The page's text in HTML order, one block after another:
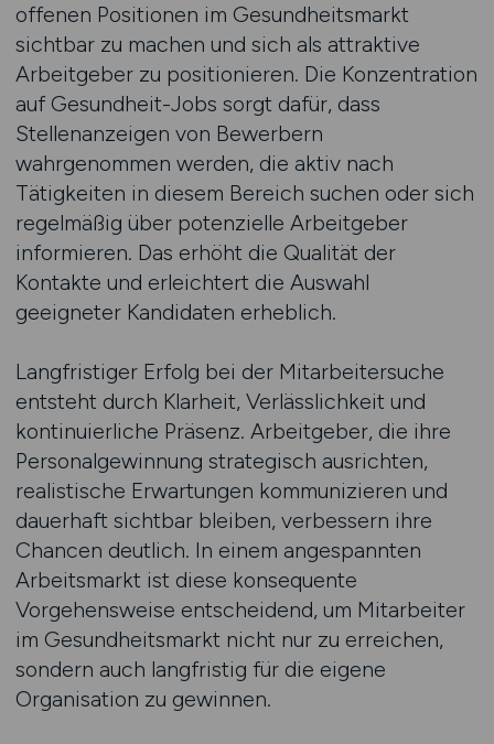
offenen Positionen im Gesundheitsmarkt
sichtbar zu machen und sich als attraktive
Arbeitgeber zu positionieren. Die Konzentration
auf Gesundheit-Jobs sorgt dafür, dass
Stellenanzeigen von Bewerbern
wahrgenommen werden, die aktiv nach
Tätigkeiten in diesem Bereich suchen oder sich
regelmäßig über potenzielle Arbeitgeber
informieren. Das erhöht die Qualität der
Kontakte und erleichtert die Auswahl
geeigneter Kandidaten erheblich.
Langfristiger Erfolg bei der Mitarbeitersuche
entsteht durch Klarheit, Verlässlichkeit und
kontinuierliche Präsenz. Arbeitgeber, die ihre
Personalgewinnung strategisch ausrichten,
realistische Erwartungen kommunizieren und
dauerhaft sichtbar bleiben, verbessern ihre
Chancen deutlich. In einem angespannten
Arbeitsmarkt ist diese konsequente
Vorgehensweise entscheidend, um Mitarbeiter
im Gesundheitsmarkt nicht nur zu erreichen,
sondern auch langfristig für die eigene
Organisation zu gewinnen.